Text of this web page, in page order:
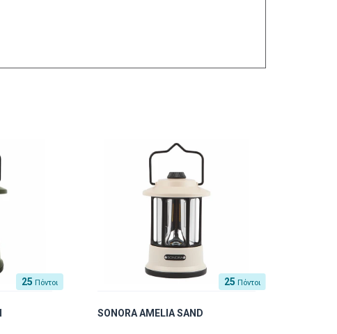
25 Πόντοι 25 Πόντοι
SONORA AMELIA SAND